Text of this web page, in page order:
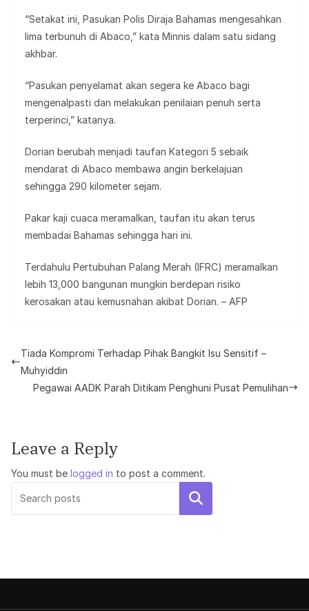
“Setakat ini, Pasukan Polis Diraja Bahamas mengesahkan
lima terbunuh di Abaco,” kata Minnis dalam satu sidang
akhbar.
“Pasukan penyelamat akan segera ke Abaco bagi
mengenalpasti dan melakukan penilaian penuh serta
terperinci,” katanya.
Dorian berubah menjadi taufan Kategori 5 sebaik
mendarat di Abaco membawa angin berkelajuan
sehingga 290 kilometer sejam.
Pakar kaji cuaca meramalkan, taufan itu akan terus
membadai Bahamas sehingga hari ini.
Terdahulu Pertubuhan Palang Merah (IFRC) meramalkan
lebih 13,000 bangunan mungkin berdepan risiko
kerosakan atau kemusnahan akibat Dorian. – AFP
Tiada Kompromi Terhadap Pihak Bangkit Isu Sensitif –
Muhyiddin
Pegawai AADK Parah Ditikam Penghuni Pusat Pemulihan
Leave a Reply
You must be logged in to post a comment.
Search